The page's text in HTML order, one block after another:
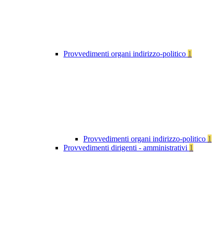
Provvedimenti organi indirizzo-politico 1
Provvedimenti organi indirizzo-politico 1
Provvedimenti dirigenti - amministrativi 1